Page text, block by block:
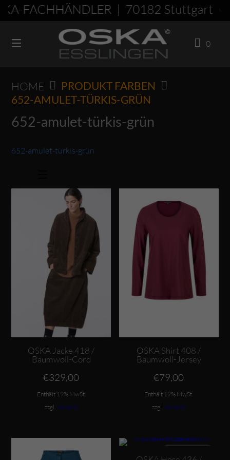
Springen
Inhalt
FACHHÄNDLER | 70182 Stuttgart
0
HOME
PRODUKT FARBEN
652-AMULET-TÜRKIS-GRÜN
652-amulet-türkis-grün
652-amulet-türkis-grün
Dieses Produkt weist mehrere Varianten auf. Die Optionen können auf der Produktseite gewählt werden
OSKA Jacke 418 /
Baumwoll-Cord
€329,00
Enthält 19% MwSt.
zzgl. Versand
Dieses Produkt weist mehrere Varianten auf. Die Optionen können auf der Produktseite gewählt werden
OSKA Shirt 408 /
Baumwoll-Jersey
€79,00
Enthält 19% MwSt.
zzgl.Versand
Dieses Produkt weist mehrere Varianten auf. Die Optionen können auf der Produktseite gewählt werden Dieses Produkt weist mehrere Varianten auf. Die Optionen können auf der Produktseite gewählt werden
ANGEBOT